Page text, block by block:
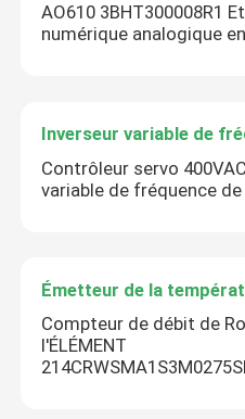
AO610 3BHT300008R1
numérique analogique
Inverseur variable de
Contrôleur servo
variable de fréquence de
Émetteur de la
Compteur de débit de
l'ÉLÉMENT